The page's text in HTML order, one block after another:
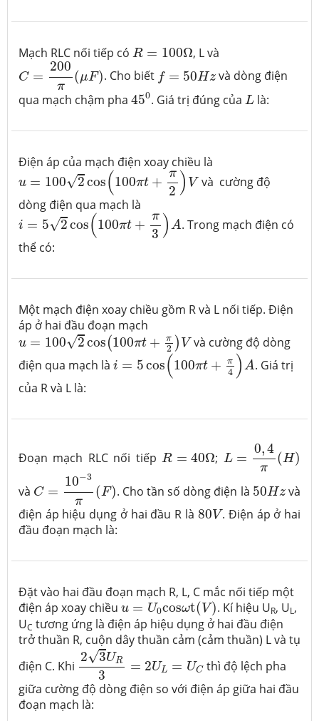
Mạch RLC nối tiếp có R = 100Ω
R= 100Ω , L và
C =
200
π
(μF)
C=200π(μF)
. Cho biết f = 50Hz
f= 50Hz
và dòng điện
qua mạch chậm pha 450
450. Giá trị đúng của L
Llà:
Điện áp của mạch điện xoay chiều là
u = 100√2cos(100πt +
π
2 ) V
u=1002cos(100 πt+π2)V
và cường độ
dòng điện qua mạch là
i = 5√2cos(100πt +
π
3 )A
i=52cos(100πt+π3 )A
. Trong mạch điện có
thể có:
Một mạch điện xoay chiều gồm R và L nối tiếp. Điện
áp ở hai đầu đoạn mạch
u = 100√2cos(100πt + π
2 ) V
u= 1002cos(100πt+π2 )
và cường độ dòng
điện qua mạch là i = 5cos(100πt + π
4 ) A
( 100 π
. Giá trị
của R và L là:
Đoạn mạch RLC nối tiếpR = 40Ω
R= 40Ω ; L =
0,4
π
(H)
4π (H
và C =
10−3
π
(F)
10−3π(
. Cho tần số dòng điện là 50Hz
50Hzvà
điện áp hiệu dụng ở hai đầu R là 80V
80V. Điện áp ở hai
đầu đoạn mạch là:
Đặt vào hai đầu đoạn mạch R, L, C mắc nối tiếp một
điện áp xoay chiều u = U0cosωt( V)
u=U0cosωt(V) . Kí hiệu UR, UL,
UC tương ứng là điện áp hiệu dụng ở hai đầu điện
trở thuần R, cuộn dây thuần cảm (cảm thuần) L và tụ
điện C. Khi
2√3UR
3
= 2UL = UC
23UR3=2 UL=U C
thì độ lệch pha
giữa cường độ dòng điện so với điện áp giữa hai đầu
đoạn mạch là: